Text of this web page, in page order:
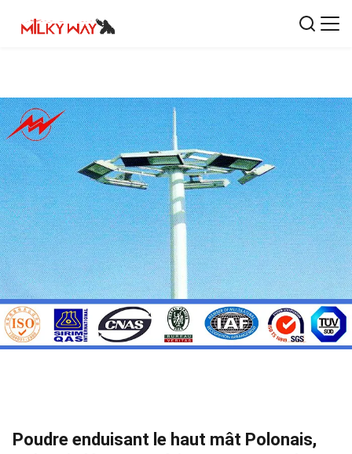
Poudre enduisant le haut mât Polonais,